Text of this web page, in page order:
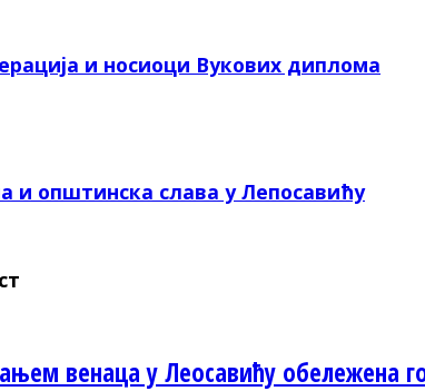
и носиоци Вукових диплома
и општинска слава у Лепосавићу
венаца у Леосавићу обележена